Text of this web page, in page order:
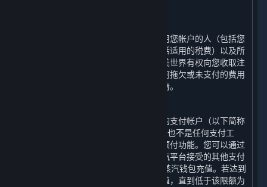
作为帐户持有人，您需要对您或任何使用您帐户的人（包括您
的家人或朋友）所产生的所有费用（包括适用的税费）以及所
有购买行为负责。如果您注销帐户，完美世界有权向您收取注
销之前产生的费用、附加费或支出。任何拖欠或未支付的费用
必须在完美世界允许您再次注册之前结清。
蒸汽平台可能向您提供与您帐户相关联的支付帐户（以下简称
”）。蒸汽钱包并非银行帐户，也不是任何支付工
具，而是向您提供的购买内容和服务的预付功能。您可以通过
借记卡、信用卡、预付卡、促销码或蒸汽平台接受的其他支付
方式，在限额人民币14,000元内向您的蒸汽钱包充值。若达到
该限额，您将无法再向您的蒸汽钱包充值，直到低于该限额为